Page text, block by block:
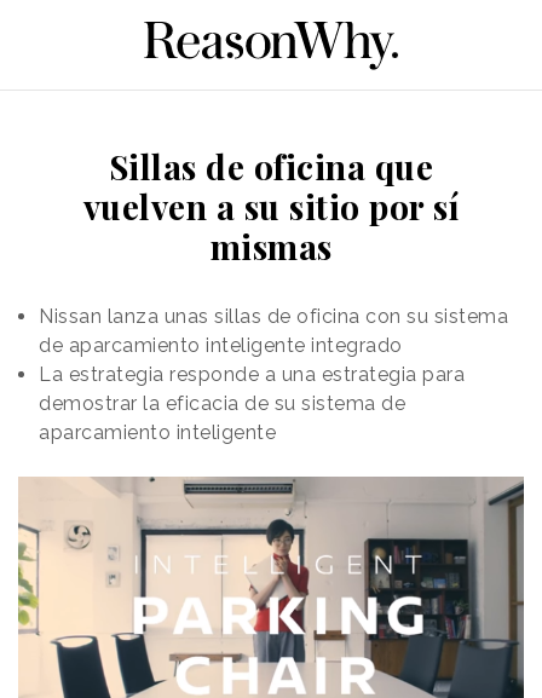
Sillas de oficina que
vuelven a su sitio por sí
mismas
Nissan lanza unas sillas de oficina con su sistema
de aparcamiento inteligente integrado
La estrategia responde a una estrategia para
demostrar la eficacia de su sistema de
aparcamiento inteligente